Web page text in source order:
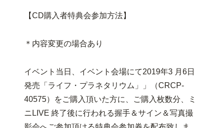
【CD購入者特典会参加方法】
＊内容変更の場合あり
イベント当日、イベント会場にて2019年3 月6日
発売「ライフ・プラネタリウム」」（CRCP-
40575）をご購入頂いた方に、ご購入枚数分、ミ
ニLIVE 終了後に行われる握手＆サイン＆写真撮